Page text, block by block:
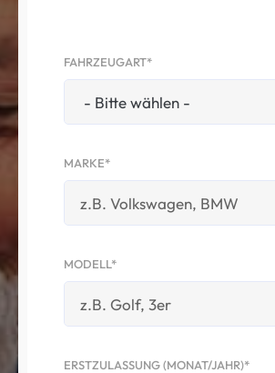
FAHRZEUGART*
MARKE*
MODELL*
ERSTZULASSUNG (MONAT/JAHR)*